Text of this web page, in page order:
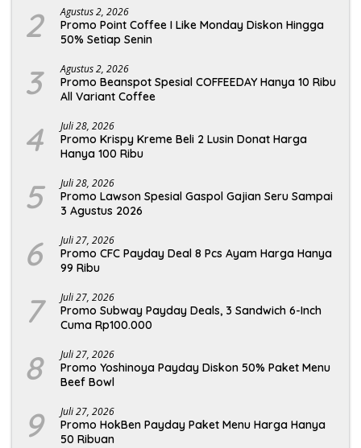
2 Agustus 2, 2026
Promo Point Coffee I Like Monday Diskon Hingga
50% Setiap Senin
3 Agustus 2, 2026
Promo Beanspot Spesial COFFEEDAY Hanya 10 Ribu
All Variant Coffee
4 Juli 28, 2026
Promo Krispy Kreme Beli 2 Lusin Donat Harga
Hanya 100 Ribu
5 Juli 28, 2026
Promo Lawson Spesial Gaspol Gajian Seru Sampai
3 Agustus 2026
6 Juli 27, 2026
Promo CFC Payday Deal 8 Pcs Ayam Harga Hanya
99 Ribu
7 Juli 27, 2026
Promo Subway Payday Deals, 3 Sandwich 6-Inch
Cuma Rp100.000
8 Juli 27, 2026
Promo Yoshinoya Payday Diskon 50% Paket Menu
Beef Bowl
9 Juli 27, 2026
Promo HokBen Payday Paket Menu Harga Hanya
50 Ribuan